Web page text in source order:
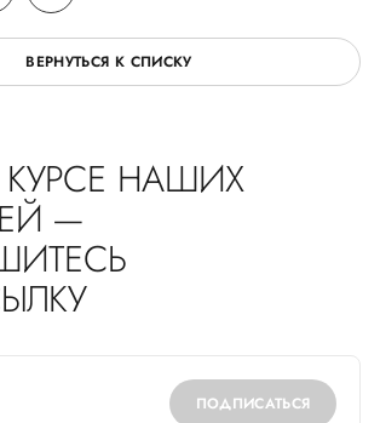
ВЕРНУТЬСЯ К СПИСКУ
КУРСЕ НАШИХ
—
ПОДПИСАТЬСЯ